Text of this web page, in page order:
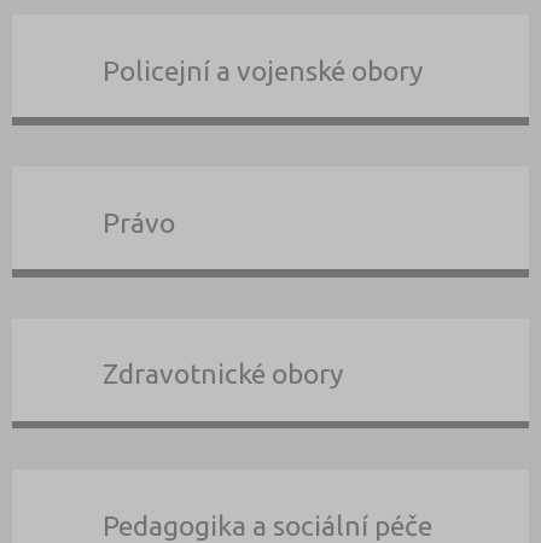
Policejní a vojenské obory
Právo
Zdravotnické obory
Pedagogika a sociální péče